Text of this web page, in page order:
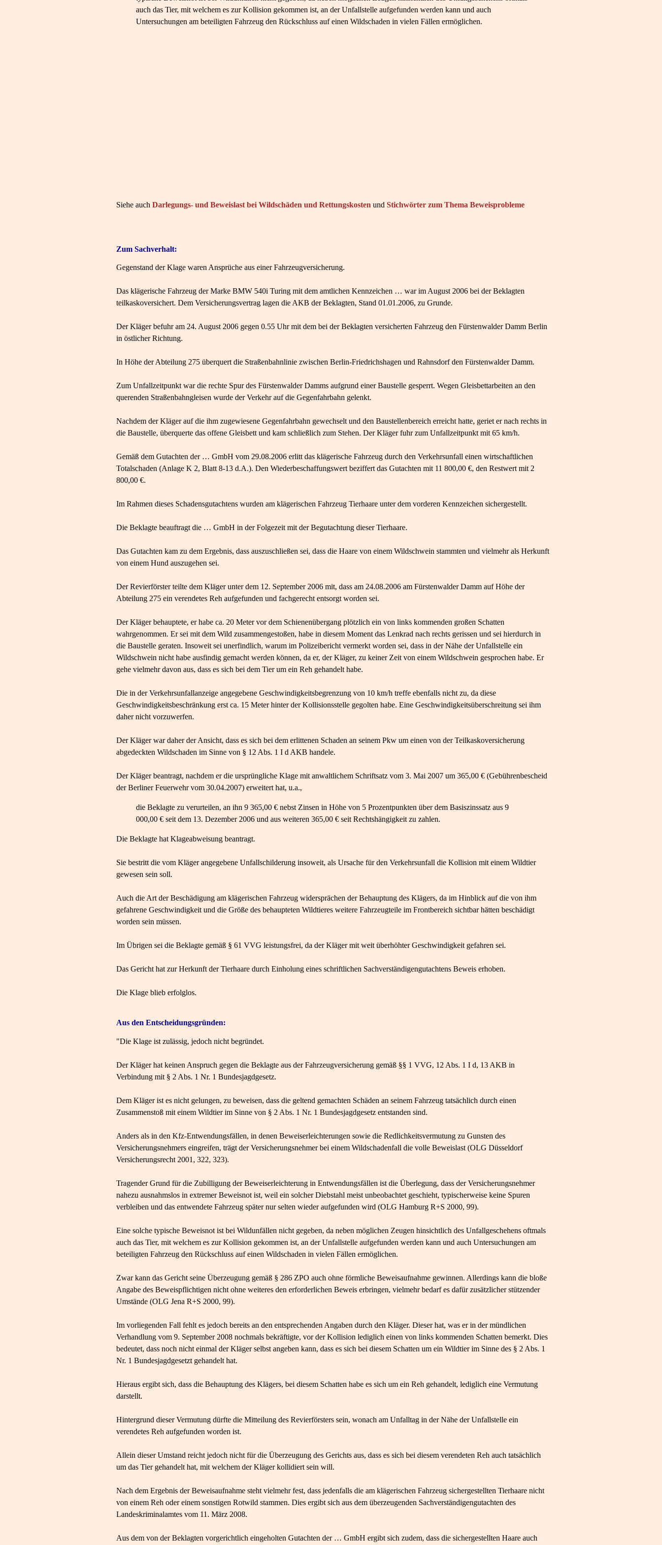
auch das Tier, mit welchem es zur Kollision gekommen ist, an der Unfallstelle aufgefunden werden kann und auch
Untersuchungen am beteiligten Fahrzeug den Rückschluss auf einen Wildschaden in vielen Fällen ermöglichen.
Siehe auch Darlegungs- und Beweislast bei Wildschäden und Rettungskosten und Stichwörter zum Thema Beweisprobleme
Zum Sachverhalt:
Gegenstand der Klage waren Ansprüche aus einer Fahrzeugversicherung.
Das klägerische Fahrzeug der Marke BMW 540i Turing mit dem amtlichen Kennzeichen … war im August 2006 bei der Beklagten
teilkaskoversichert. Dem Versicherungsvertrag lagen die AKB der Beklagten, Stand 01.01.2006, zu Grunde.
Der Kläger befuhr am 24. August 2006 gegen 0.55 Uhr mit dem bei der Beklagten versicherten Fahrzeug den Fürstenwalder Damm Berlin
in östlicher Richtung.
In Höhe der Abteilung 275 überquert die Straßenbahnlinie zwischen Berlin-Friedrichshagen und Rahnsdorf den Fürstenwalder Damm.
Zum Unfallzeitpunkt war die rechte Spur des Fürstenwalder Damms aufgrund einer Baustelle gesperrt. Wegen Gleisbettarbeiten an den
querenden Straßenbahngleisen wurde der Verkehr auf die Gegenfahrbahn gelenkt.
Nachdem der Kläger auf die ihm zugewiesene Gegenfahrbahn gewechselt und den Baustellenbereich erreicht hatte, geriet er nach rechts in
die Baustelle, überquerte das offene Gleisbett und kam schließlich zum Stehen. Der Kläger fuhr zum Unfallzeitpunkt mit 65 km/h.
Gemäß dem Gutachten der … GmbH vom 29.08.2006 erlitt das klägerische Fahrzeug durch den Verkehrsunfall einen wirtschaftlichen
Totalschaden (Anlage K 2, Blatt 8-13 d.A.). Den Wiederbeschaffungswert beziffert das Gutachten mit 11 800,00 €, den Restwert mit 2
800,00 €.
Im Rahmen dieses Schadensgutachtens wurden am klägerischen Fahrzeug Tierhaare unter dem vorderen Kennzeichen sichergestellt.
Die Beklagte beauftragt die … GmbH in der Folgezeit mit der Begutachtung dieser Tierhaare.
Das Gutachten kam zu dem Ergebnis, dass auszuschließen sei, dass die Haare von einem Wildschwein stammten und vielmehr als Herkunft
von einem Hund auszugehen sei.
Der Revierförster teilte dem Kläger unter dem 12. September 2006 mit, dass am 24.08.2006 am Fürstenwalder Damm auf Höhe der
Abteilung 275 ein verendetes Reh aufgefunden und fachgerecht entsorgt worden sei.
Der Kläger behauptete, er habe ca. 20 Meter vor dem Schienenübergang plötzlich ein von links kommenden großen Schatten
wahrgenommen. Er sei mit dem Wild zusammengestoßen, habe in diesem Moment das Lenkrad nach rechts gerissen und sei hierdurch in
die Baustelle geraten. Insoweit sei unerfindlich, warum im Polizeibericht vermerkt worden sei, dass in der Nähe der Unfallstelle ein
Wildschwein nicht habe ausfindig gemacht werden können, da er, der Kläger, zu keiner Zeit von einem Wildschwein gesprochen habe. Er
gehe vielmehr davon aus, dass es sich bei dem Tier um ein Reh gehandelt habe.
Die in der Verkehrsunfallanzeige angegebene Geschwindigkeitsbegrenzung von 10 km/h treffe ebenfalls nicht zu, da diese
Geschwindigkeitsbeschränkung erst ca. 15 Meter hinter der Kollisionsstelle gegolten habe. Eine Geschwindigkeitsüberschreitung sei ihm
daher nicht vorzuwerfen.
Der Kläger war daher der Ansicht, dass es sich bei dem erlittenen Schaden an seinem Pkw um einen von der Teilkaskoversicherung
abgedeckten Wildschaden im Sinne von § 12 Abs. 1 I d AKB handele.
Der Kläger beantragt, nachdem er die ursprüngliche Klage mit anwaltlichem Schriftsatz vom 3. Mai 2007 um 365,00 € (Gebührenbescheid
der Berliner Feuerwehr vom 30.04.2007) erweitert hat, u.a.,
die Beklagte zu verurteilen, an ihn 9 365,00 € nebst Zinsen in Höhe von 5 Prozentpunkten über dem Basiszinssatz aus 9
000,00 € seit dem 13. Dezember 2006 und aus weiteren 365,00 € seit Rechtshängigkeit zu zahlen.
Die Beklagte hat Klageabweisung beantragt.
Sie bestritt die vom Kläger angegebene Unfallschilderung insoweit, als Ursache für den Verkehrsunfall die Kollision mit einem Wildtier
gewesen sein soll.
Auch die Art der Beschädigung am klägerischen Fahrzeug widersprächen der Behauptung des Klägers, da im Hinblick auf die von ihm
gefahrene Geschwindigkeit und die Größe des behaupteten Wildtieres weitere Fahrzeugteile im Frontbereich sichtbar hätten beschädigt
worden sein müssen.
Im Übrigen sei die Beklagte gemäß § 61 VVG leistungsfrei, da der Kläger mit weit überhöhter Geschwindigkeit gefahren sei.
Das Gericht hat zur Herkunft der Tierhaare durch Einholung eines schriftlichen Sachverständigengutachtens Beweis erhoben.
Die Klage blieb erfolglos.
Aus den Entscheidungsgründen:
"Die Klage ist zulässig, jedoch nicht begründet.
Der Kläger hat keinen Anspruch gegen die Beklagte aus der Fahrzeugversicherung gemäß §§ 1 VVG, 12 Abs. 1 I d, 13 AKB in
Verbindung mit § 2 Abs. 1 Nr. 1 Bundesjagdgesetz.
Dem Kläger ist es nicht gelungen, zu beweisen, dass die geltend gemachten Schäden an seinem Fahrzeug tatsächlich durch einen
Zusammenstoß mit einem Wildtier im Sinne von § 2 Abs. 1 Nr. 1 Bundesjagdgesetz entstanden sind.
Anders als in den Kfz-Entwendungsfällen, in denen Beweiserleichterungen sowie die Redlichkeitsvermutung zu Gunsten des
Versicherungsnehmers eingreifen, trägt der Versicherungsnehmer bei einem Wildschadenfall die volle Beweislast (OLG Düsseldorf
Versicherungsrecht 2001, 322, 323).
Tragender Grund für die Zubilligung der Beweiserleichterung in Entwendungsfällen ist die Überlegung, dass der Versicherungsnehmer
nahezu ausnahmslos in extremer Beweisnot ist, weil ein solcher Diebstahl meist unbeobachtet geschieht, typischerweise keine Spuren
verbleiben und das entwendete Fahrzeug später nur selten wieder aufgefunden wird (OLG Hamburg R+S 2000, 99).
Eine solche typische Beweisnot ist bei Wildunfällen nicht gegeben, da neben möglichen Zeugen hinsichtlich des Unfallgeschehens oftmals
auch das Tier, mit welchem es zur Kollision gekommen ist, an der Unfallstelle aufgefunden werden kann und auch Untersuchungen am
beteiligten Fahrzeug den Rückschluss auf einen Wildschaden in vielen Fällen ermöglichen.
Zwar kann das Gericht seine Überzeugung gemäß § 286 ZPO auch ohne förmliche Beweisaufnahme gewinnen. Allerdings kann die bloße
Angabe des Beweispflichtigen nicht ohne weiteres den erforderlichen Beweis erbringen, vielmehr bedarf es dafür zusätzlicher stützender
Umstände (OLG Jena R+S 2000, 99).
Im vorliegenden Fall fehlt es jedoch bereits an den entsprechenden Angaben durch den Kläger. Dieser hat, was er in der mündlichen
Verhandlung vom 9. September 2008 nochmals bekräftigte, vor der Kollision lediglich einen von links kommenden Schatten bemerkt. Dies
bedeutet, dass noch nicht einmal der Kläger selbst angeben kann, dass es sich bei diesem Schatten um ein Wildtier im Sinne des § 2 Abs. 1
Nr. 1 Bundesjagdgesetzt gehandelt hat.
Hieraus ergibt sich, dass die Behauptung des Klägers, bei diesem Schatten habe es sich um ein Reh gehandelt, lediglich eine Vermutung
darstellt.
Hintergrund dieser Vermutung dürfte die Mitteilung des Revierförsters sein, wonach am Unfalltag in der Nähe der Unfallstelle ein
verendetes Reh aufgefunden worden ist.
Allein dieser Umstand reicht jedoch nicht für die Überzeugung des Gerichts aus, dass es sich bei diesem verendeten Reh auch tatsächlich
um das Tier gehandelt hat, mit welchem der Kläger kollidiert sein will.
Nach dem Ergebnis der Beweisaufnahme steht vielmehr fest, dass jedenfalls die am klägerischen Fahrzeug sichergestellten Tierhaare nicht
von einem Reh oder einem sonstigen Rotwild stammen. Dies ergibt sich aus dem überzeugenden Sachverständigengutachten des
Landeskriminalamtes vom 11. März 2008.
Aus dem von der Beklagten vorgerichtlich eingeholten Gutachten der … GmbH ergibt sich zudem, dass die sichergestellten Haare auch